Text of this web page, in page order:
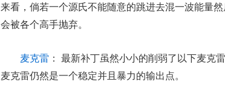
来看，倘若一个源氏不能随意的跳进去混一波能量
会被各个高手抛弃。
麦克雷 ： 最新补丁虽然小小的削弱了以下麦克
麦克雷仍然是一个稳定并且暴力的输出点。